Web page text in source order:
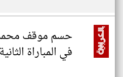
حسم موقف
في المباراة